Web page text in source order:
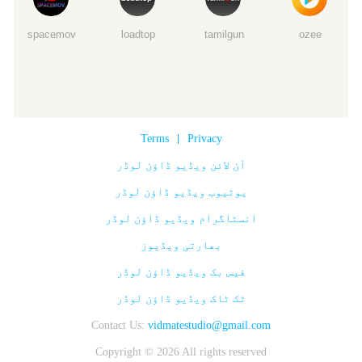
ozee
tamilgun
loadtop
spacemov
Privacy
|
Terms
آن لائن ویڈیو ڈاؤن لوڈر
یوٹیوب ویڈیو ڈاؤن لوڈر
انسٹاگرام ویڈیو ڈاؤن لوڈر
بھارتی ویڈیوز
فیس بک ویڈیو ڈاؤن لوڈر
ٹک ٹاک ویڈیو ڈاؤن لوڈر
Contact Us: vidmatestudio@gmail.com
Copyright © 2026 All rights reserved